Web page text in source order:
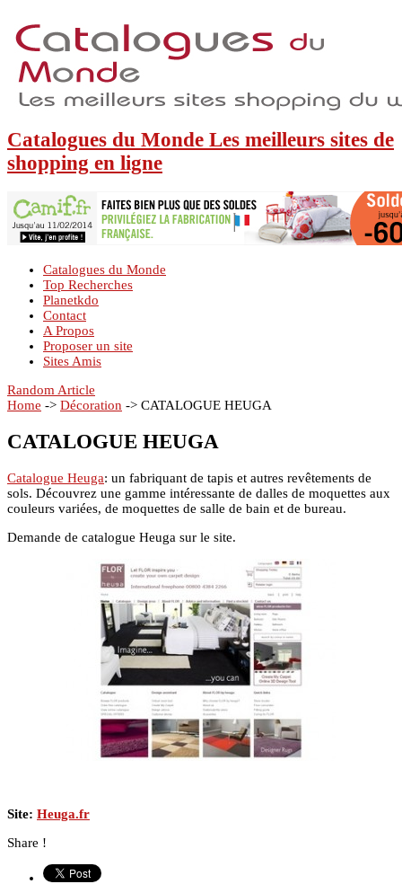
Catalogues du Monde Les meilleurs sites de
shopping en ligne
Catalogues du Monde
Top Recherches
Planetkdo
Contact
A Propos
Proposer un site
Sites Amis
Random Article
Home -> Décoration -> CATALOGUE HEUGA
CATALOGUE HEUGA
Catalogue Heuga: un fabriquant de tapis et autres revêtements de
sols. Découvrez une gamme intéressante de dalles de moquettes aux
couleurs variées, de moquettes de salle de bain et de bureau.
Demande de catalogue Heuga sur le site.
Site: Heuga.fr
Share !